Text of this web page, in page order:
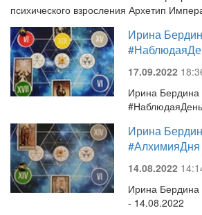
психического взросления Архетип
Ирина
17.09.2022
Ирина Бердина
Ирина
#АлхимияДня
14.08.2022
Ирина Бердина
- 14.08.2022